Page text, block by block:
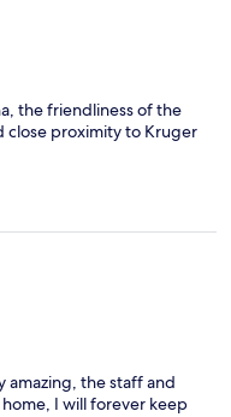
the friendliness of the
close proximity to Kruger
amazing, the staff and
I will forever keep